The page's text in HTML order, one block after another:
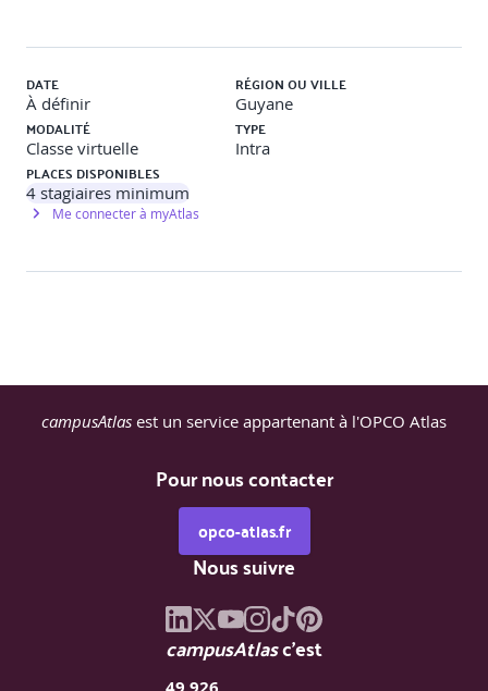
DATE
À définir
RÉGION OU VILLE
Guyane
MODALITÉ
Classe virtuelle
TYPE
Intra
PLACES DISPONIBLES
4 stagiaires minimum
Me connecter à myAtlas
campusAtlas est un service appartenant à l'OPCO Atlas
Pour nous contacter
opco-atlas.fr
Nous suivre
campusAtlasc'est